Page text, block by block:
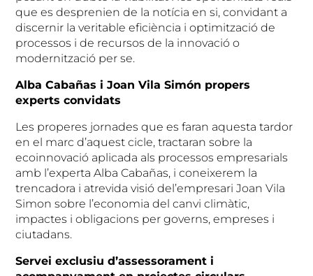
que es desprenien de la notícia en si, convidant a
discernir la veritable eficiència i optimització de
processos i de recursos de la innovació o
modernització per se.
Alba Cabañas i Joan Vila Simón propers
experts convidats
Les properes jornades que es faran aquesta tardor
en el marc d’aquest cicle, tractaran sobre la
ecoinnovació aplicada als processos empresarials
amb l’experta Alba Cabañas, i coneixerem la
trencadora i atrevida visió del’empresari Joan Vila
Simon sobre l’economia del canvi climàtic,
impactes i obligacions per governs, empreses i
ciutadans.
Servei exclusiu d’assessorament i